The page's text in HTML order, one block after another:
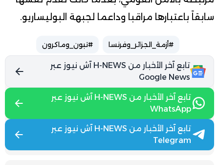
سابقاً باعتبارها مراقبا وداعما لجبهة البوليساريو.
#أزمة_الجزائر_وفرنسا #تبون_وماكرون
تابع آخر الأخبار من H-NEWS آش نيوز عبر
Google News
تابع آخر الأخبار من H-NEWS آش نيوز عبر
WhatsApp
تابع آخر الأخبار من H-NEWS آش نيوز عبر
Telegram